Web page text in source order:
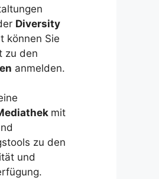
Diversity
können Sie
zu den
anmelden.
mit
zu den
und